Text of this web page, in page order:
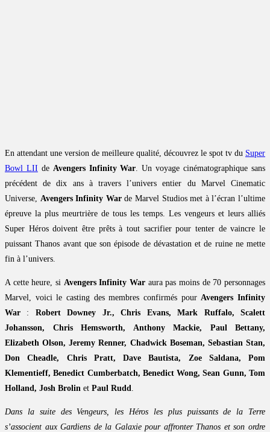
En attendant une version de meilleure qualité, découvrez le spot tv du Super
Bowl LII de Avengers Infinity War. Un voyage cinématographique sans
précédent de dix ans à travers l’univers entier du Marvel Cinematic
Universe, Avengers Infinity Warde Marvel Studios met à l’écran l’ultime
épreuve la plus meurtrière de tous les temps. Les vengeurs et leurs alliés
Super Héros doivent être prêts à tout sacrifier pour tenter de vaincre le
puissant Thanos avant que son épisode de dévastation et de ruine ne mette
fin à l’univers.
A cette heure, si Avengers Infinity War aura pas moins de 70 personnages
Marvel, voici le casting des membres confirmés pourAvengers Infinity
War : Robert Downey Jr., Chris Evans, Mark Ruffalo, Scalett
Johansson, Chris Hemsworth, Anthony Mackie, Paul Bettany,
Elizabeth Olson, Jeremy Renner, Chadwick Boseman, Sebastian Stan,
Don Cheadle, Chris Pratt, Dave Bautista, Zoe Saldana, Pom
Klementieff, Benedict Cumberbatch, Benedict Wong, Sean Gunn, Tom
Holland, Josh Brolin et Paul Rudd.
Dans la suite des Vengeurs, les Héros les plus puissants de la Terre
s’associent aux Gardiens de la Galaxie pour affronter Thanos et son ordre